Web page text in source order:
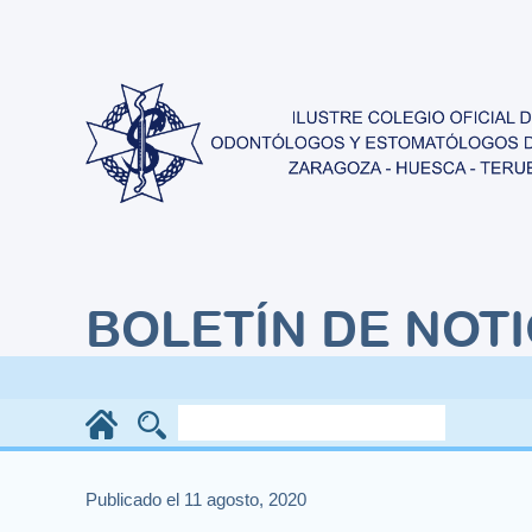
BOLETÍN DE
Publicado el 11 agosto, 2020